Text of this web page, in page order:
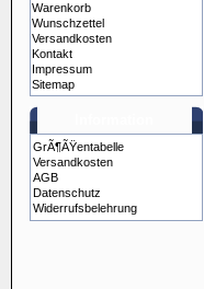
Warenkorb
Wunschzettel
Versandkosten
Kontakt
Impressum
Sitemap
GrÃ¶ÃŸentabelle
Versandkosten
AGB
Datenschutz
Widerrufsbelehrung